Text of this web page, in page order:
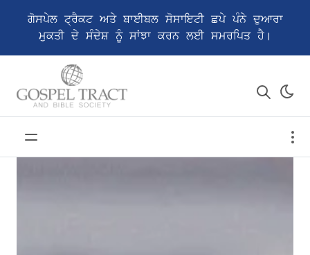
ਗੋਸਪੇਲ ਟ੍ਰੈਕਟ ਅਤੇ ਬਾਈਬਲ ਸੋਸਾਇਟੀ ਛਪੇ ਪੰਨੇ ਦੁਆਰਾ
ਮੁਕਤੀ ਦੇ ਸੰਦੇਸ਼ ਨੂੰ ਸਾਂਝਾ ਕਰਨ ਲਈ ਸਮਰਪਿਤ ਹੈ।